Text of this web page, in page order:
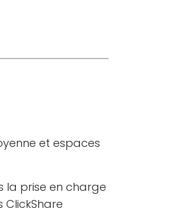
et espaces
la prise en charge